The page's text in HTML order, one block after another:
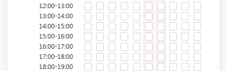
12:00-13:00
13:00-14:00
14:00-15:00
15:00-16:00
16:00-17:00
17:00-18:00
18:00-19:00